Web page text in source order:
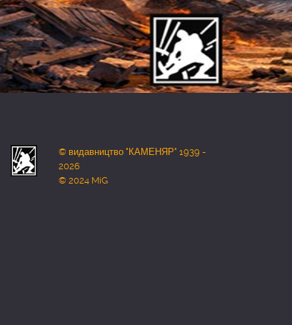
© видавництво "КАМЕНЯР" 1939 -
2026
© 2024 MiG